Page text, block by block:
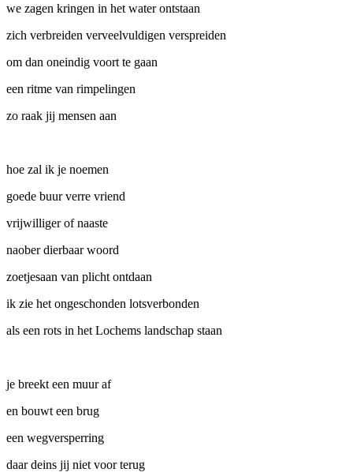
we zagen kringen in het water ontstaan
zich verbreiden verveelvuldigen verspreiden
om dan oneindig voort te gaan
een ritme van rimpelingen
zo raak jij mensen aan
hoe zal ik je noemen
goede buur verre vriend
vrijwilliger of naaste
naober dierbaar woord
zoetjesaan van plicht ontdaan
ik zie het ongeschonden lotsverbonden
als een rots in het Lochems landschap staan
je breekt een muur af
en bouwt een brug
een wegversperring
daar deins jij niet voor terug